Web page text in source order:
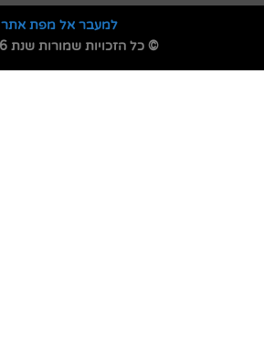
למעבר אל מפת אתר
© כל הזכויות שמורות שנת 2026 ©